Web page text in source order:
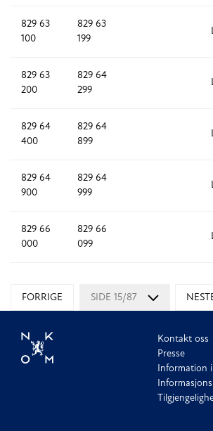
829 63
100
829 63
199
829 63
200
829 64
299
829 64
400
829 64
899
829 64
900
829 64
999
829 66
000
829 66
099
FORRIGE SIDE 15/87
Kontakt oss
Presse
Information